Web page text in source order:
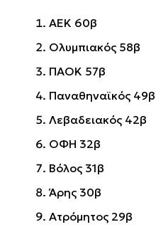
ΑΕΚ 60β
Ολυμπιακός 58β
ΠΑΟΚ 57β
Παναθηναϊκός 49β
Λεβαδειακός 42β
ΟΦΗ 32β
Βόλος 31β
Άρης 30β
Ατρόμητος 29β